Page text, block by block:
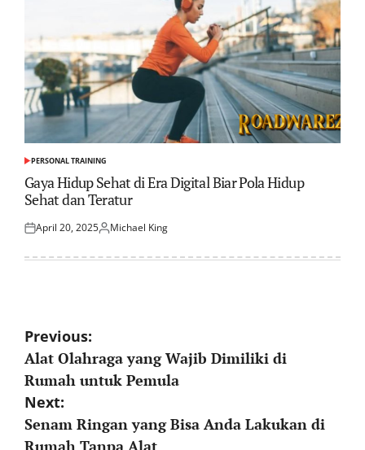
POSTED
IN
PERSONAL TRAINING
Gaya Hidup Sehat di Era Digital Biar Pola Hidup
Sehat dan Teratur
Posted
April 20, 2025Posted
Michael King
Post
navigation
Previous:
Alat Olahraga yang Wajib Dimiliki di
Rumah untuk Pemula
Next:
Senam Ringan yang Bisa Anda Lakukan di
Rumah Tanpa Alat